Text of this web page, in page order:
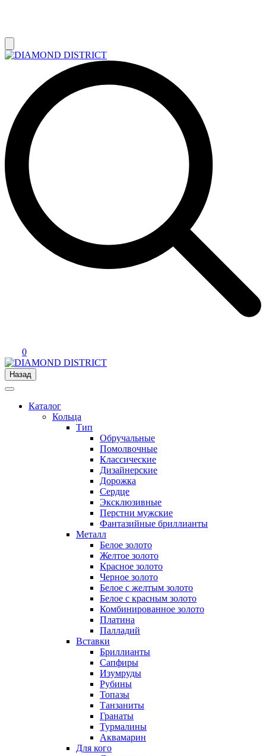
0
Назад
Каталог
Кольца
Тип
Обручальные
Помолвочные
Классические
Дизайнерские
Дорожка
Сердце
Эксклюзивные
Перстни мужские
Фантазийные бриллианты
Металл
Белое золото
Желтое золото
Красное золото
Черное золото
Белое с желтым золото
Белое с красным золото
Комбинированное золото
Платина
Палладий
Вставки
Бриллианты
Сапфиры
Изумруды
Рубины
Топазы
Танзаниты
Гранаты
Турмалины
Аквамарин
Для кого